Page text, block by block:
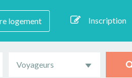
logement Inscription
Voyageurs